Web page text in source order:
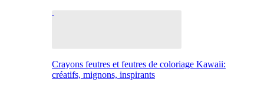
Crayons feutres et feutres de coloriage Kawaii:
créatifs, mignons, inspirants